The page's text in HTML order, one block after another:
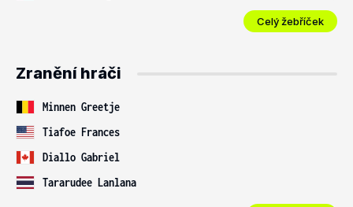
Celý žebříček
Zranění hráči
Minnen Greetje
Tiafoe Frances
Diallo Gabriel
Tararudee Lanlana